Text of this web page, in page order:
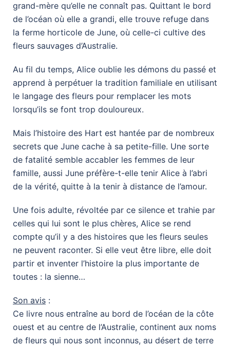
grand-mère qu’elle ne connaît pas. Quittant le bord
de l’océan où elle a grandi, elle trouve refuge dans
la ferme horticole de June, où celle-ci cultive des
fleurs sauvages d’Australie.
Au fil du temps, Alice oublie les démons du passé et
apprend à perpétuer la tradition familiale en utilisant
le langage des fleurs pour remplacer les mots
lorsqu’ils se font trop douloureux.
Mais l’histoire des Hart est hantée par de nombreux
secrets que June cache à sa petite-fille. Une sorte
de fatalité semble accabler les femmes de leur
famille, aussi June préfère-t-elle tenir Alice à l’abri
de la vérité, quitte à la tenir à distance de l’amour.
Une fois adulte, révoltée par ce silence et trahie par
celles qui lui sont le plus chères, Alice se rend
compte qu’il y a des histoires que les fleurs seules
ne peuvent raconter. Si elle veut être libre, elle doit
partir et inventer l’histoire la plus importante de
toutes : la sienne…
Son avis :
Ce livre nous entraîne au bord de l’océan de la côte
ouest et au centre de l’Australie, continent aux noms
de fleurs qui nous sont inconnus, au désert de terre